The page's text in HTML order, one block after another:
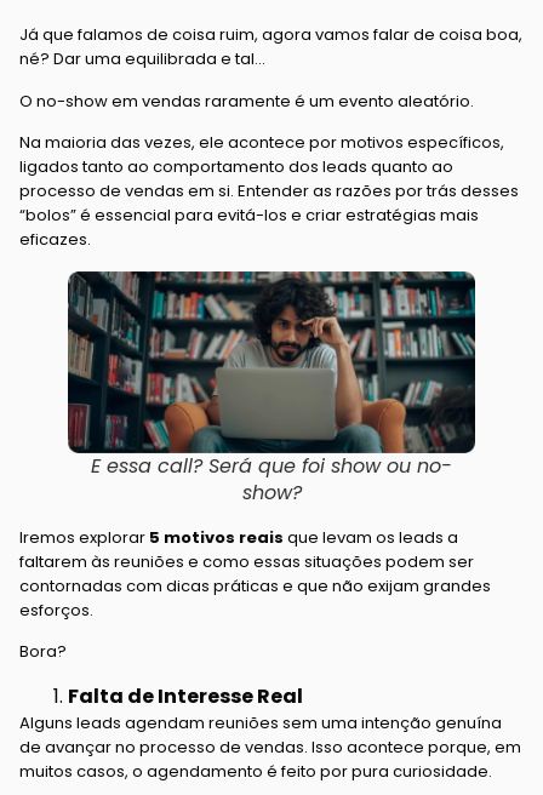
Já que falamos de coisa ruim, agora vamos falar de coisa boa,
né? Dar uma equilibrada e tal…
O no-show em vendas raramente é um evento aleatório.
Na maioria das vezes, ele acontece por motivos específicos,
ligados tanto ao comportamento dos leads quanto ao
processo de vendas em si. Entender as razões por trás desses
“bolos” é essencial para evitá-los e criar estratégias mais
eficazes.
E essa call? Será que foi show ou no-
show?
Iremos explorar 5 motivos reais que levam os leads a
faltarem às reuniões e como essas situações podem ser
contornadas com dicas práticas e que não exijam grandes
esforços.
Bora?
Falta de Interesse Real
Alguns leads agendam reuniões sem uma intenção genuína
de avançar no processo de vendas. Isso acontece porque, em
muitos casos, o agendamento é feito por pura curiosidade.